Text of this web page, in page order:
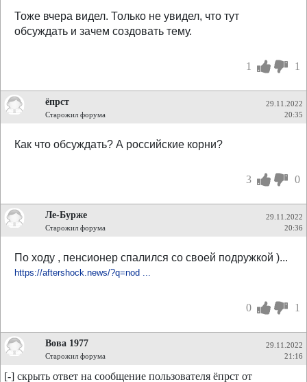
Тоже вчера видел. Только не увидел, что тут
обсуждать и зачем создовать тему.
1 1
ёпрст
Старожил форума
29.11.2022
20:35
Как что обсуждать? А российские корни?
3 0
Ле-Бурже
Старожил форума
29.11.2022
20:36
По ходу , пенсионер спалился со своей подружкой )...
https://aftershock.news/?q=nod ...
0 1
Вова 1977
Старожил форума
29.11.2022
21:16
[-] скрыть ответ на сообщение пользователя ёпрст от